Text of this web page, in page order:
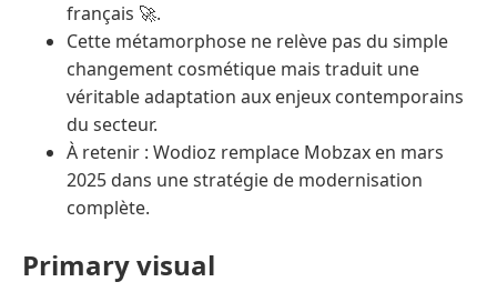
français 🚀.
Cette métamorphose ne relève pas du simple
changement cosmétique mais traduit une
véritable adaptation aux enjeux contemporains
du secteur.
À retenir : Wodioz remplace Mobzax en mars
2025 dans une stratégie de modernisation
complète.
Primary visual